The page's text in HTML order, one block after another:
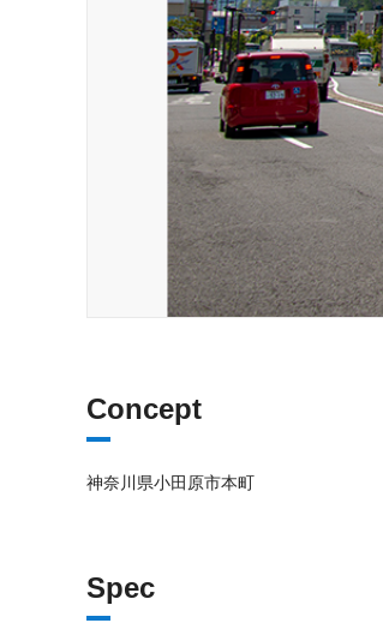
Concept
神奈川県小田原市本町
Spec